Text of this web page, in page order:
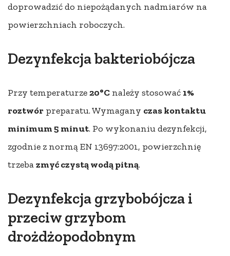
doprowadzić do niepożądanych nadmiarów na
powierzchniach roboczych.
Dezynfekcja bakteriobójcza
Przy temperaturze20°C należy stosować 1%
roztwór preparatu. Wymagany czas kontaktu
minimum 5 minut. Po wykonaniu dezynfekcji,
zgodnie z normą EN 13697:2001, powierzchnię
trzebazmyć czystą wodą pitną.
Dezynfekcja grzybobójcza i
przeciw grzybom
drożdżopodobnym